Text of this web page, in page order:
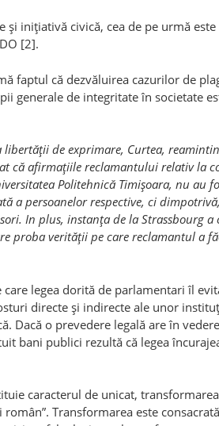
şi iniţiativă civică, cea de pe urmă
[2].
faptul că dezvăluirea cazurilor de
generale de integritate în societate
libertăţii de exprimare, Curtea,
că afirmaţiile reclamantului relativ la
Politehnică Timişoara, nu au
a per­soa­nelor respective, ci
In plus, instanţa de la Strassbourg a
proba verităţii pe care reclamantul a
legea dorită de parlamentari îl
directe şi indirecte ale unor
Dacă o prevedere legală are în
bani publici rezultă că legea
caracterul de unicat,
Transformarea este